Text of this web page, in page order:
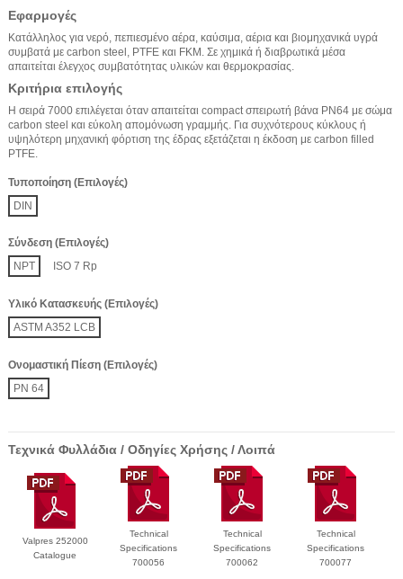
Εφαρμογές
Κατάλληλος για νερό, πεπιεσμένο αέρα, καύσιμα, αέρια και βιομηχανικά υγρά
συμβατά με carbon steel, PTFE και FKM. Σε χημικά ή διαβρωτικά μέσα
απαιτείται έλεγχος συμβατότητας υλικών και θερμοκρασίας.
Κριτήρια επιλογής
Η σειρά 7000 επιλέγεται όταν απαιτείται compact σπειρωτή βάνα PN64 με σώμα
carbon steel και εύκολη απομόνωση γραμμής. Για συχνότερους κύκλους ή
υψηλότερη μηχανική φόρτιση της έδρας εξετάζεται η έκδοση με carbon filled
PTFE.
Τυποποίηση (Επιλογές)
DIN
Σύνδεση (Επιλογές)
NPT
ISO 7 Rp
Υλικό Κατασκευής (Επιλογές)
ASTM A352 LCB
Ονομαστική Πίεση (Επιλογές)
PN 64
Τεχνικά Φυλλάδια / Οδηγίες Χρήσης / Λοιπά
Valpres 252000
Catalogue
Technical
Specifications
700056
Technical
Specifications
700062
Technical
Specifications
700077